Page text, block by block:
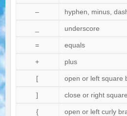
– hyphen, minus,
underscore
= equals
+ plus
[ open or left square
] close or right
{ open or left curly